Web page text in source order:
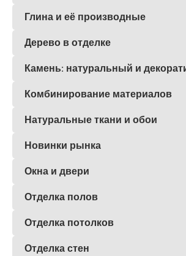
Глина и её производные
Дерево в отделке
Камень: натуральный и
Комбинирование материалов
Натуральные ткани и обои
Новинки рынка
Окна и двери
Отделка полов
Отделка потолков
Отделка стен